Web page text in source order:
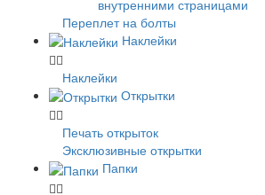
внутренними страницами
Переплет на болты
Наклейки
Наклейки
Открытки
Печать открыток
Эксклюзивные открытки
Папки